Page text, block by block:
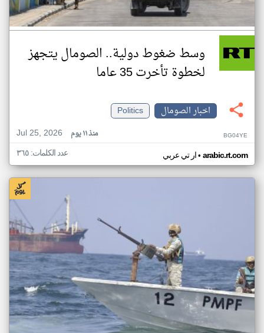
وسط ضغوط دولية.. الصومال يتجهز
لخطوة تأخرت 35 عاما
اخبار الصومال
Politics
Jul 25, 2026
منذ ١١ يوم BG04YE
ار تي عربي• arabic.rt.com عدد الكلمات: ٣٦٥